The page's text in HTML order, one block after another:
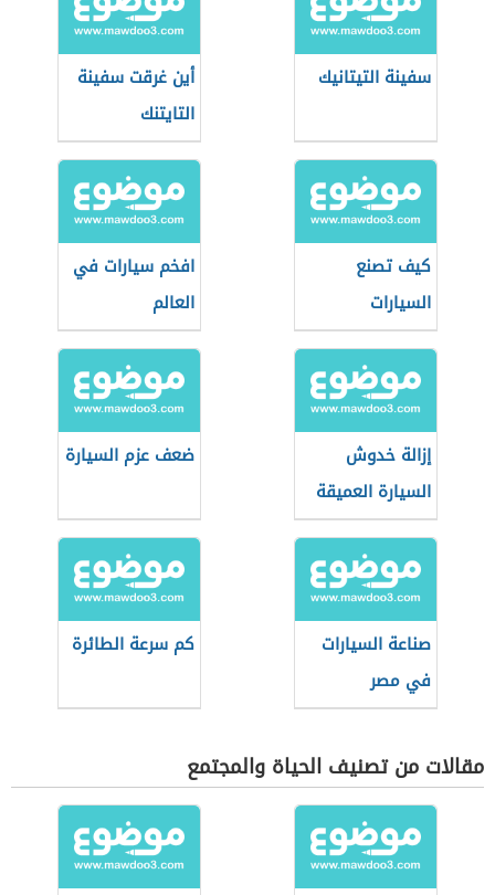
سفينة التيتانيك
أين غرقت سفينة
التايتنك
كيف تصنع
السيارات
افخم سيارات في
العالم
إزالة خدوش
السيارة العميقة
ضعف عزم السيارة
صناعة السيارات
في مصر
كم سرعة الطائرة
مقالات من تصنيف الحياة والمجتمع